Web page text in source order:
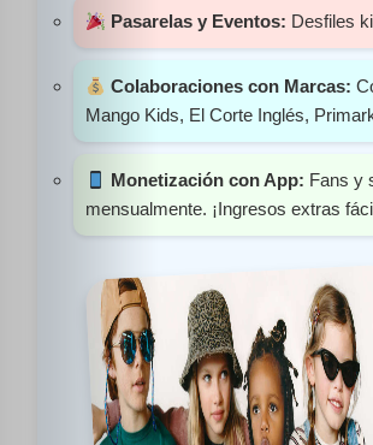
HolliKids
Contacto
Search
Pasarelas y Eventos: Desfiles
Colaboraciones con Marcas:
Mango Kids, El Corte Inglés,
Monetización con App: Fans y
mensualmente. ¡Ingresos extras